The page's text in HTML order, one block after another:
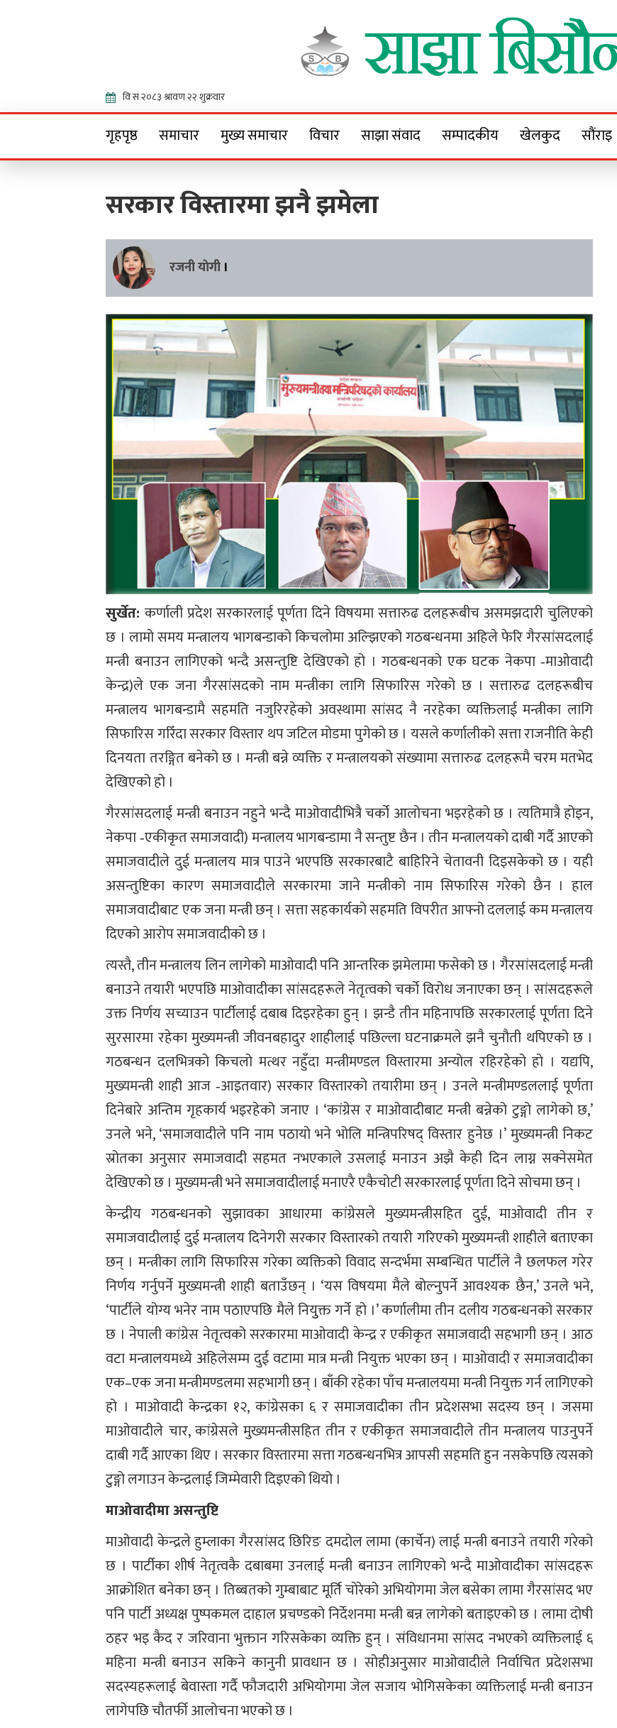
Sajha Bisaunee
गृहपृष्ठ समाचार मुख्य समाचार विचार साझा संवाद सम्पादकीय खेलकुद सौंराइ
सरकार विस्तारमा झनै झमेला
रजनी याेगी ।
सुर्खेत:कर्णाली प्रदेश सरकारलाई पूर्णता दिने विषयमा सत्तारुढ दलहरूबीच असमझदारी चुलिएको
छ । लामो समय मन्त्रालय भागबन्डाको किचलोमा अल्झिएको गठबन्धनमा अहिले फेरि गैरसांसदलाई
मन्त्री बनाउन लागिएको भन्दै असन्तुष्टि देखिएको हो । गठबन्धनको एक घटक नेकपा ‐माओवादी
केन्द्र)ले एक जना गैरसांसदको नाम मन्त्रीका लागि सिफारिस गरेको छ । सत्तारुढ दलहरूबीच
मन्त्रालय भागबन्डामै सहमति नजुरिरहेको अवस्थामा सांसद नै नरहेका व्यक्तिलाई मन्त्रीका लागि
सिफारिस गरिँदा सरकार विस्तार थप जटिल मोडमा पुगेको छ । यसले कर्णालीको सत्ता राजनीति केही
दिनयता तरङ्गित बनेको छ । मन्त्री बन्ने व्यक्ति र मन्त्रालयको संख्यामा सत्तारुढ दलहरूमै चरम मतभेद
देखिएको हो ।
गैरसांसदलाई मन्त्री बनाउन नहुने भन्दै माओवादीभित्रै चर्को आलोचना भइरहेको छ । त्यतिमात्रै होइन,
नेकपा ‐एकीकृत समाजवादी) मन्त्रालय भागबन्डामा नै सन्तुष्ट छैन । तीन मन्त्रालयको दाबी गर्दै आएको
समाजवादीले दुई मन्त्रालय मात्र पाउने भएपछि सरकारबाटै बाहिरिने चेतावनी दिइसकेको छ । यही
असन्तुष्टिका कारण समाजवादीले सरकारमा जाने मन्त्रीको नाम सिफारिस गरेको छैन । हाल
समाजवादीबाट एक जना मन्त्री छन् । सत्ता सहकार्यको सहमति विपरीत आफ्नो दललाई कम मन्त्रालय
दिएको आरोप समाजवादीको छ ।
त्यस्तै, तीन मन्त्रालय लिन लागेको माओवादी पनि आन्तरिक झमेलामा फसेको छ । गैरसांसदलाई मन्त्री
बनाउने तयारी भएपछि माओवादीका सांसदहरूले नेतृत्वको चर्को विरोध जनाएका छन् । सांसदहरूले
उक्त निर्णय सच्याउन पार्टीलाई दबाब दिइरहेका हुन् । झन्डै तीन महिनापछि सरकारलाई पूर्णता दिने
सुरसारमा रहेका मुख्यमन्त्री जीवनबहादुर शाहीलाई पछिल्ला घटनाक्रमले झनै चुनौती थपिएको छ ।
गठबन्धन दलभित्रको किचलो मत्थर नहुँदा मन्त्रीमण्डल विस्तारमा अन्योल रहिरहेको हो । यद्यपि,
मुख्यमन्त्री शाही आज ‐आइतवार) सरकार विस्तारको तयारीमा छन् । उनले मन्त्रीमण्डललाई पूर्णता
दिनेबारे अन्तिम गृहकार्य भइरहेको जनाए । ‘कांग्रेस र माओवादीबाट मन्त्री बन्नेको टुङ्गो लागेको छ,’
उनले भने, ‘समाजवादीले पनि नाम पठायो भने भोलि मन्त्रिपरिषद् विस्तार हुनेछ ।’ मुख्यमन्त्री निकट
स्रोतका अनुसार समाजवादी सहमत नभएकाले उसलाई मनाउन अझै केही दिन लाग्न सक्नेसमेत
देखिएको छ । मुख्यमन्त्री भने समाजवादीलाई मनाएरै एकैचोटी सरकारलाई पूर्णता दिने सोचमा छन् ।
केन्द्रीय गठबन्धनको सुझावका आधारमा कांग्रेसले मुख्यमन्त्रीसहित दुई, माओवादी तीन र
समाजवादीलाई दुई मन्त्रालय दिनेगरी सरकार विस्तारको तयारी गरिएको मुख्यमन्त्री शाहीले बताएका
छन् । मन्त्रीका लागि सिफारिस गरेका व्यक्तिको विवाद सन्दर्भमा सम्बन्धित पार्टीले नै छलफल गरेर
निर्णय गर्नुपर्ने मुख्यमन्त्री शाही बताउँछन् । ‘यस विषयमा मैले बोल्नुपर्ने आवश्यक छैन,’ उनले भने,
‘पार्टीले योग्य भनेर नाम पठाएपछि मैले नियुुक्त गर्ने हो ।’ कर्णालीमा तीन दलीय गठबन्धनको सरकार
छ । नेपाली कांग्रेस नेतृत्वको सरकारमा माओवादी केन्द्र र एकीकृत समाजवादी सहभागी छन् । आठ
वटा मन्त्रालयमध्ये अहिलेसम्म दुई वटामा मात्र मन्त्री नियुक्त भएका छन् । माओवादी र समाजवादीका
एक–एक जना मन्त्रीमण्डलमा सहभागी छन् । बाँकी रहेका पाँच मन्त्रालयमा मन्त्री नियुक्त गर्न लागिएको
हो । माओवादी केन्द्रका १२, कांग्रेसका ६ र समाजवादीका तीन प्रदेशसभा सदस्य छन् । जसमा
माओवादीले चार, कांग्रेसले मुख्यमन्त्रीसहित तीन र एकीकृत समाजवादीले तीन मन्त्रालय पाउनुपर्ने
दाबी गर्दै आएका थिए । सरकार विस्तारमा सत्ता गठबन्धनभित्र आपसी सहमति हुन नसकेपछि त्यसको
टुङ्गो लगाउन केन्द्रलाई जिम्मेवारी दिइएको थियो ।
माओवादीमा असन्तुष्टि
माओवादी केन्द्रले हुम्लाका गैरसांसद छिरिङ दमदोल लामा (कार्चेन) लाई मन्त्री बनाउने तयारी गरेको
छ । पार्टीका शीर्ष नेतृत्वकै दबाबमा उनलाई मन्त्री बनाउन लागिएको भन्दै माओवादीका सांसदहरू
आक्रोशित बनेका छन् । तिब्बतको गुम्बाबाट मूर्ति चोरेको अभियोगमा जेल बसेका लामा गैरसांसद भए
पनि पार्टी अध्यक्ष पुष्पकमल दाहाल प्रचण्डको निर्देशनमा मन्त्री बन्न लागेको बताइएको छ । लामा दोषी
ठहर भइ कैद र जरिवाना भुक्तान गरिसकेका व्यक्ति हुन् । संविधानमा सांसद नभएको व्यक्तिलाई ६
महिना मन्त्री बनाउन सकिने कानुनी प्रावधान छ । सोहीअनुसार माओवादीले निर्वाचित प्रदेशसभा
सदस्यहरूलाई बेवास्ता गर्दै फौजदारी अभियोगमा जेल सजाय भोगिसकेका व्यक्तिलाई मन्त्री बनाउन
लागेपछि चौतर्फी आलोचना भएको छ ।